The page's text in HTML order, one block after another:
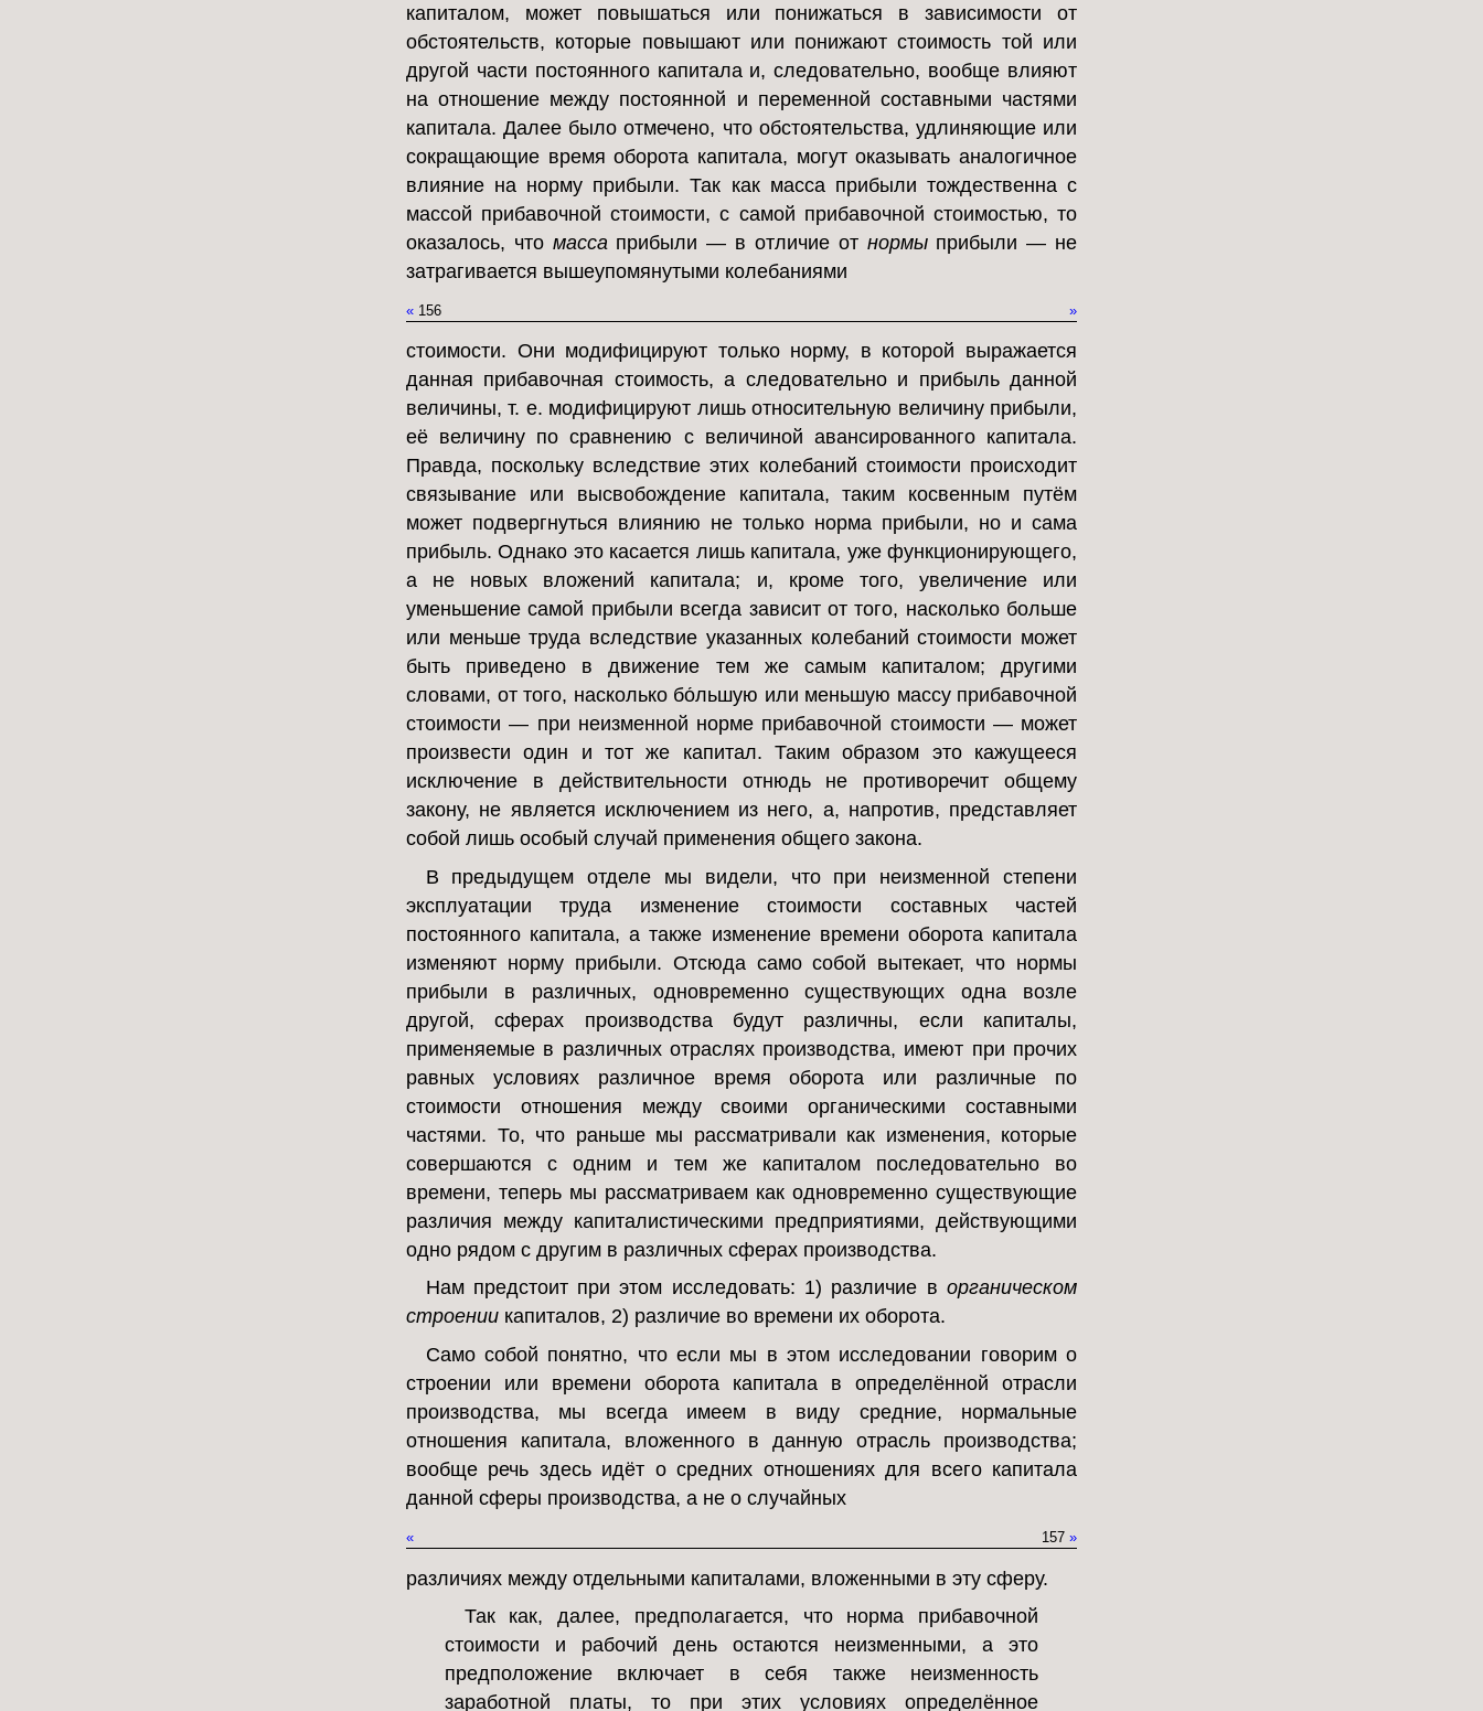
капиталом, может повышаться или понижаться в зависимости от
обстоятельств, которые повышают или понижают стоимость той или
другой части постоянного капитала и, следовательно, вообще влияют
на отношение между постоянной и переменной составными частями
капитала. Далее было отмечено, что обстоятельства, удлиняющие или
сокращающие время оборота капитала, могут оказывать аналогичное
влияние на норму прибыли. Так как масса прибыли тождественна с
массой прибавочной стоимости, с самой прибавочной стоимостью, то
оказалось, что масса прибыли — в отличие от нормыприбыли — не
затрагивается вышеупомянутыми колебаниями
« »
156
стоимости. Они модифицируют только норму, в которой выражается
данная прибавочная стоимость, а следовательно и прибыль данной
величины, т. е. модифицируют лишь относительную величину прибыли,
её величину по сравнению с величиной авансированного капитала.
Правда, поскольку вследствие этих колебаний стоимости происходит
связывание или высвобождение капитала, таким косвенным путём
может подвергнуться влиянию не только норма прибыли, но и сама
прибыль. Однако это касается лишь капитала, уже функционирующего,
а не новых вложений капитала; и, кроме того, увеличение или
уменьшение самой прибыли всегда зависит от того, насколько больше
или меньше труда вследствие указанных колебаний стоимости может
быть приведено в движение тем же самым капиталом; другими
словами, от того, насколько бо́льшую или меньшую массу прибавочной
стоимости — при неизменной норме прибавочной стоимости — может
произвести один и тот же капитал. Таким образом это кажущееся
исключение в действительности отнюдь не противоречит общему
закону, не является исключением из него, а, напротив, представляет
собой лишь особый случай применения общего закона.
В предыдущем отделе мы видели, что при неизменной степени
эксплуатации труда изменение стоимости составных частей
постоянного капитала, а также изменение времени оборота капитала
изменяют норму прибыли. Отсюда само собой вытекает, что нормы
прибыли в различных, одновременно существующих одна возле
другой, сферах производства будут различны, если капиталы,
применяемые в различных отраслях производства, имеют при прочих
равных условиях различное время оборота или различные по
стоимости отношения между своими органическими составными
частями. То, что раньше мы рассматривали как изменения, которые
совершаются с одним и тем же капиталом последовательно во
времени, теперь мы рассматриваем как одновременно существующие
различия между капиталистическими предприятиями, действующими
одно рядом с другим в различных сферах производства.
Нам предстоит при этом исследовать: 1) различие в органическом
строении капиталов, 2) различие во времени их оборота.
Само собой понятно, что если мы в этом исследовании говорим о
строении или времени оборота капитала в определённой отрасли
производства, мы всегда имеем в виду средние, нормальные
отношения капитала, вложенного в данную отрасль производства;
вообще речь здесь идёт о средних отношениях для всего капитала
данной сферы производства, а не о случайных
« »
157
различиях между отдельными капиталами, вложенными в эту сферу.
Так как, далее, предполагается, что норма прибавочной
стоимости и рабочий день остаются неизменными, а это
предположение включает в себя также неизменность
заработной платы, то при этих условиях определённое